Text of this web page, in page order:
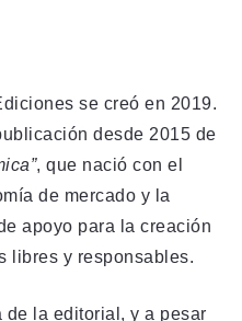
se creó en 2019.
desde 2015 de
, que nació con el
de mercado y la
apoyo para la creación
libres y responsables.
de la editorial, y a pesar